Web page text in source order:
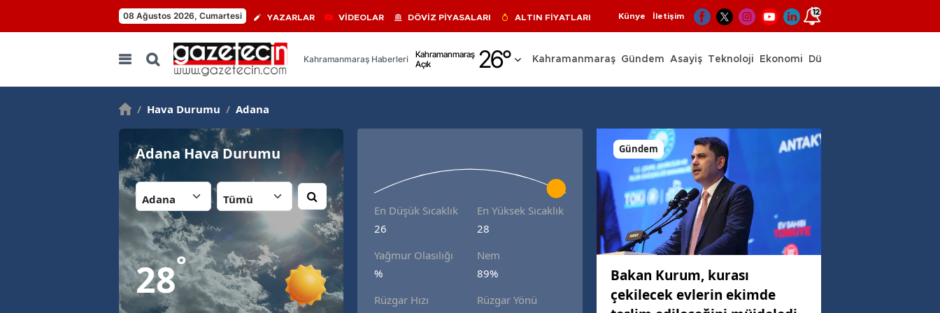
08 Ağustos 2026, Cumartesi YAZARLAR VİDEOLAR DÖVİZ PİYASALARI ALTIN FİYATLARI Künye İletişim 12
Kahramanmaraş Haberleri
Kahramanmaraş
Açık
26°
Adıyaman
Ağrı
Antalya
Kahramanmaraş Gündem Asayiş Teknoloji Ekonomi Dünya
/ Hava Durumu / Adana
Adana Hava Durumu
28°
En Düşük Sıcaklık
26
En Yüksek Sıcaklık
28
Yağmur Olasılığı
%
Nem
89%
Rüzgar Hızı
Rüzgar Yönü
Gündem
Bakan Kurum, kurası
çekilecek evlerin ekimde